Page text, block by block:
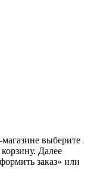
выберите
Далее
заказ» или